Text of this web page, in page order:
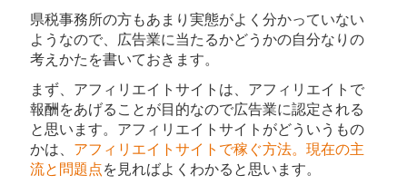
県税事務所の方もあまり実態がよく分かっていない
ようなので、広告業に当たるかどうかの自分なりの
考えかたを書いておきます。
まず、アフィリエイトサイトは、アフィリエイトで
報酬をあげることが目的なので広告業に認定される
と思います。アフィリエイトサイトがどういうもの
かは、 アフィリエイトサイトで稼ぐ方法。現在の主
流と問題点を見ればよくわかると思います。